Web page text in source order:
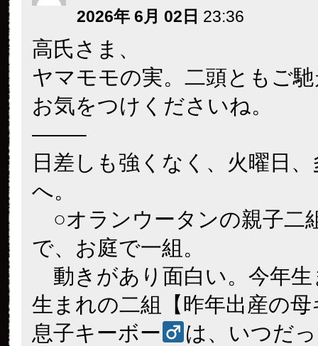
2026年 6月 02日 23:36
高氏さま、
ヤマモモの実。二頭ともご
お気をつけくださいね。
——–
日差しも強くなく、火曜日
へ。
○オランウータンの親子二
で、お庭で一組。
動きがあり面白い。今年生
生まれの二組【昨年出産の母
息子キーボー
は、いつだ